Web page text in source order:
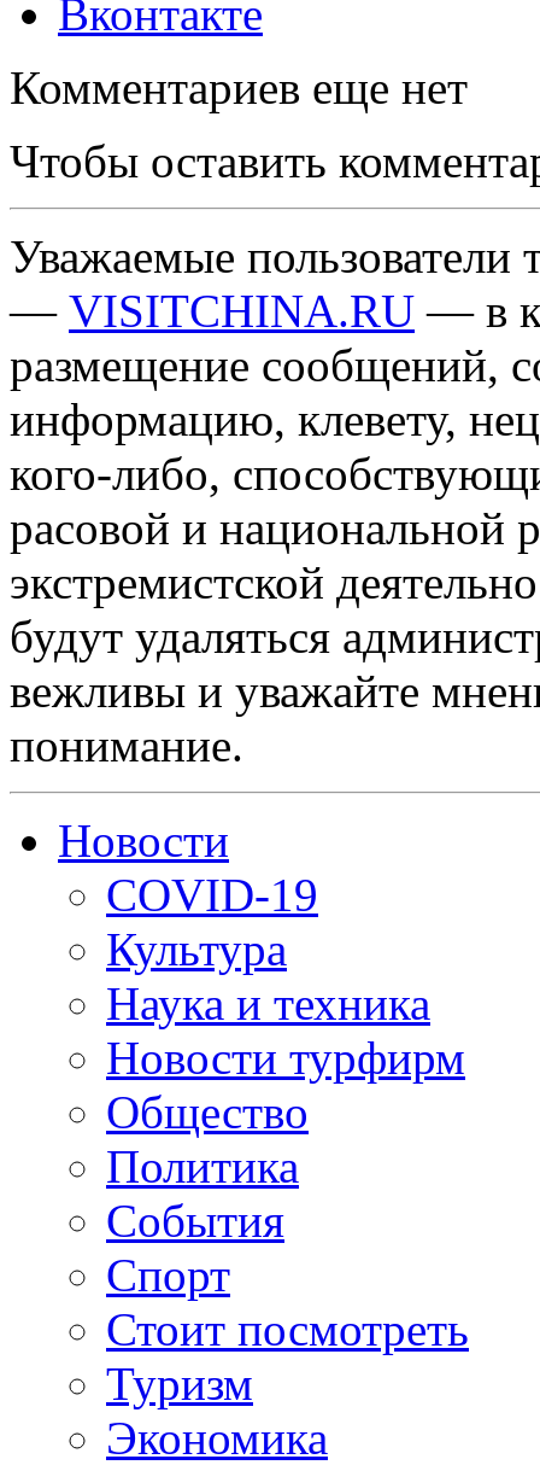
Вконтакте
Комментариев еще нет
Чтобы оставить
Уважаемые пользователи
— VISITCHINA.RU — в
размещение сообщений,
информацию, клевету,
кого-либо,
расовой и национальной
экстремистской
будут удаляться
вежливы и уважайте
понимание.
Новости
COVID-19
Культура
Наука и техника
Новости турфирм
Общество
Политика
События
Спорт
Стоит посмотреть
Туризм
Экономика